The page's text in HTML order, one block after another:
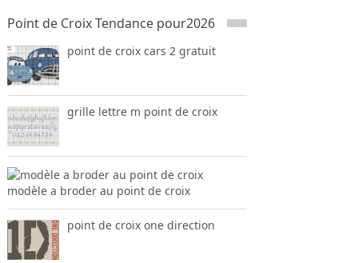
Point de Croix Tendance pour2026
point de croix cars 2 gratuit
grille lettre m point de croix
modèle a broder au point de croix
point de croix one direction